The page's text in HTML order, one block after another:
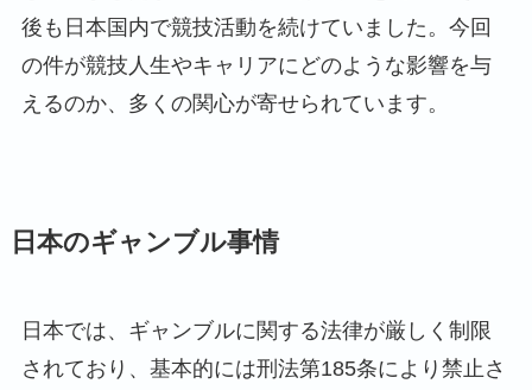
後も日本国内で競技活動を続けていました。今回
の件が競技人生やキャリアにどのような影響を与
えるのか、多くの関心が寄せられています。
日本のギャンブル事情
日本では、ギャンブルに関する法律が厳しく制限
されており、基本的には刑法第185条により禁止さ